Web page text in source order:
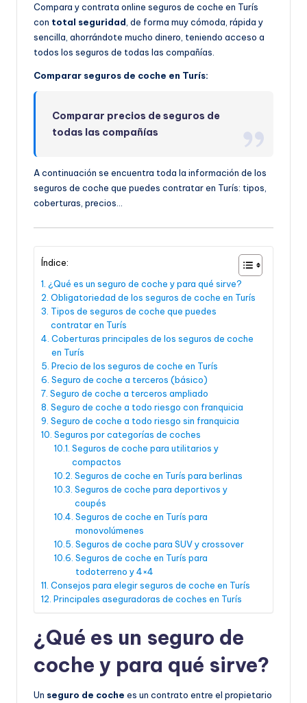
Compara y contrata online seguros de coche en Turís
con total seguridad , de forma muy cómoda, rápida y
sencilla, ahorrándote mucho dinero, teniendo acceso a
todos los seguros de todas las compañías.
Comparar seguros de coche en Turís:
Comparar precios de seguros de
todas las compañías
A continuación se encuentra toda la información de los
seguros de coche que puedes contratar en Turís: tipos,
coberturas, precios…
Índice:
¿Qué es un seguro de coche y para qué sirve?
Obligatoriedad de los seguros de coche en Turís
Tipos de seguros de coche que puedes
contratar en Turís
Coberturas principales de los seguros de coche
en Turís
Precio de los seguros de coche en Turís
Seguro de coche a terceros (básico)
Seguro de coche a terceros ampliado
Seguro de coche a todo riesgo con franquicia
Seguro de coche a todo riesgo sin franquicia
Seguros por categorías de coches
Seguros de coche para utilitarios y
compactos
Seguros de coche en Turís para berlinas
Seguros de coche para deportivos y
coupés
Seguros de coche en Turís para
monovolúmenes
Seguros de coche para SUV y crossover
Seguros de coche en Turís para
todoterreno y 4×4
Consejos para elegir seguros de coche en Turís
Principales aseguradoras de coches en Turís
¿Qué es un seguro de
coche y para qué sirve?
Un seguro de coche es un contrato entre el propietario